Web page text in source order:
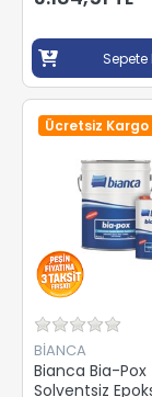
Sepete
Ücretsiz Kargo
BİANCA
Bianca Bia-Pox
Solventsiz